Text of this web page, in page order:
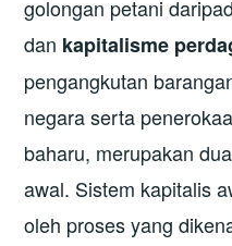
golongan petani
dan kapitalisme
pengangkutan
negara serta
baharu, merupakan
awal. Sistem kapitalis
oleh proses yang